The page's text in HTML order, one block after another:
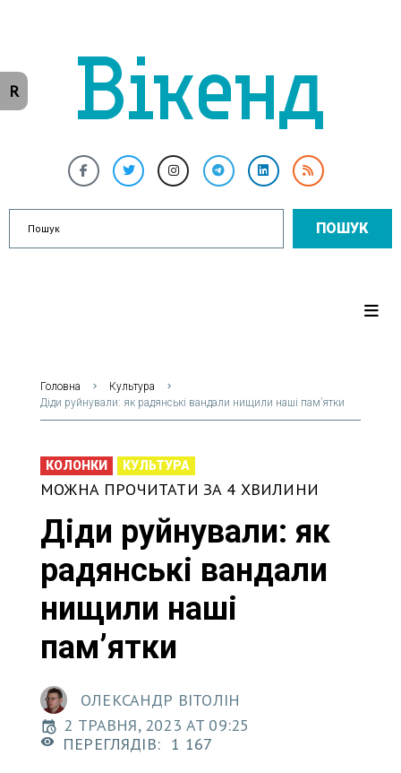
ПОШУК
Головна
Культура
Діди руйнували: як радянські вандали нищили наші пам’ятки
КОЛОНКИ КУЛЬТУРА
МОЖНА ПРОЧИТАТИ ЗА 4 ХВИЛИНИ
Діди руйнували: як
радянські вандали
нищили наші
пам’ятки
ОЛЕКСАНДР ВІТОЛІН
2 ТРАВНЯ, 2023 AT 09:25
ПЕРЕГЛЯДІВ: 1 167
R